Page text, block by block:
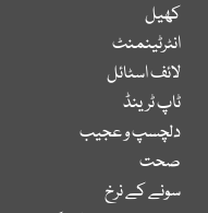
کھیل
انٹرٹینمنٹ
لائف اسٹائل
ٹاپ ٹرینڈ
دلچسپ و عجیب
صحت
سونے کے نرخ